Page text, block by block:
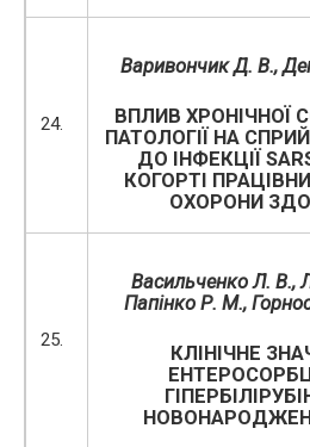
24.
Варивончик Д. В.,
ВПЛИВ ХРОНІЧНОЇ
ПАТОЛОГІЇ НА
ДО ІНФЕКЦІЇ
КОГОРТІ
ОХОРОНИ
25.
Васильченко Л. В.,
Папінко Р. М.,
КЛІНІЧНЕ